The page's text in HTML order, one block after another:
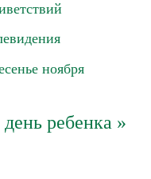
ноября
ребенка »